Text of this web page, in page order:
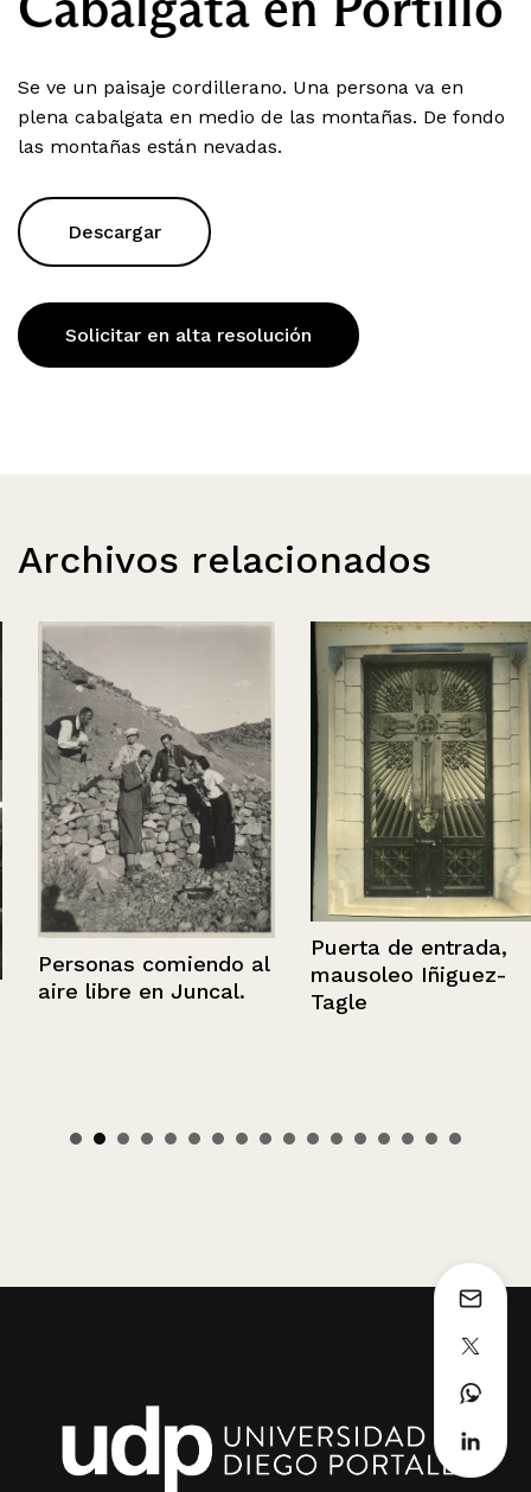
Se ve un paisaje cordillerano. Una persona va en
plena cabalgata en medio de las montañas. De fondo
las montañas están nevadas.
Descargar
Solicitar en alta resolución
Archivos relacionados
Personas comiendo al
aire libre en Juncal.
Puerta de entrada,
mausoleo Iñiguez-
Tagle